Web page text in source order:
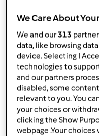
• sok wyciśnięty
pomarańczy
We Care About
We and our313
data, like browsing
device. Selecting I
technologies to
and our partners
disabled, some
relevant to you. You
your choices or
clicking the Show
webpage .Your